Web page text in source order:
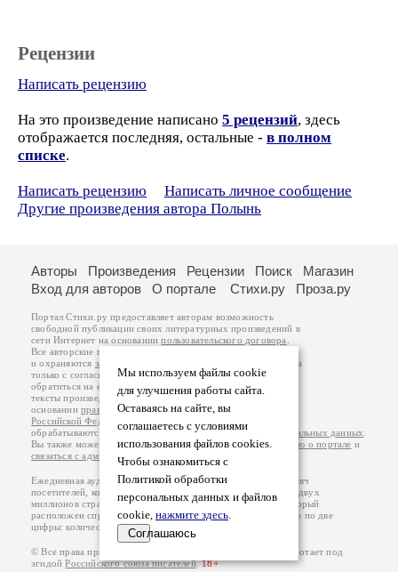
Рецензии
Написать рецензию
На это произведение написано 5 рецензий, здесь
отображается последняя, остальные - в полном
списке.
Написать рецензию
Написать личное сообщение
Другие произведения автора Полынь
Мы используем файлы cookie
для улучшения работы сайта.
Оставаясь на сайте, вы
соглашаетесь с условиями
использования файлов cookies.
Чтобы ознакомиться с
Политикой обработки
персональных данных и файлов
cookie, нажмите здесь.
Соглашаюсь
Авторы Произведения Рецензии Поиск
Магазин
Вход для авторов
О портале Стихи.ру Проза.ру
Портал Стихи.ру предоставляет авторам возможность
свободной публикации своих литературных произведений в
сети Интернет на основаниипользовательского договора
Все авторские права на произведения принадлежат авторам
и охраняются законом
. Перепечатка произведений возможна
только с согласия его автора, к которому вы можете
обратиться на его авторской странице. Ответственность за
тексты произведений авторы несут самостоятельно на
основанииправил публикацииизаконодательства
Российской Федерации
обрабатываются на основанииПолитики обработки персональных данных
Вы также можете посмотреть более подробнуюинформацию о портале и
связаться с администрацией
Ежедневная аудитория портала Стихи.ру – порядка 200 тысяч
посетителей, которые в общей сумме просматривают более двух
миллионов страниц по данным счетчика посещаемости, который
расположен справа от этого текста. В каждой графе указано по две
цифры: количество просмотров и количество посетителей.
© Все права принадлежат авторам, 2000-2026. Портал работает под
эгидойРоссийского союза писателей.18+